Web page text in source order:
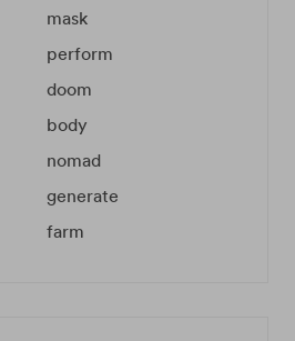
mask
perform
doom
body
nomad
generate
farm